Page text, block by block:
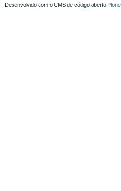
Desenvolvido com o CMS de código aberto Plone